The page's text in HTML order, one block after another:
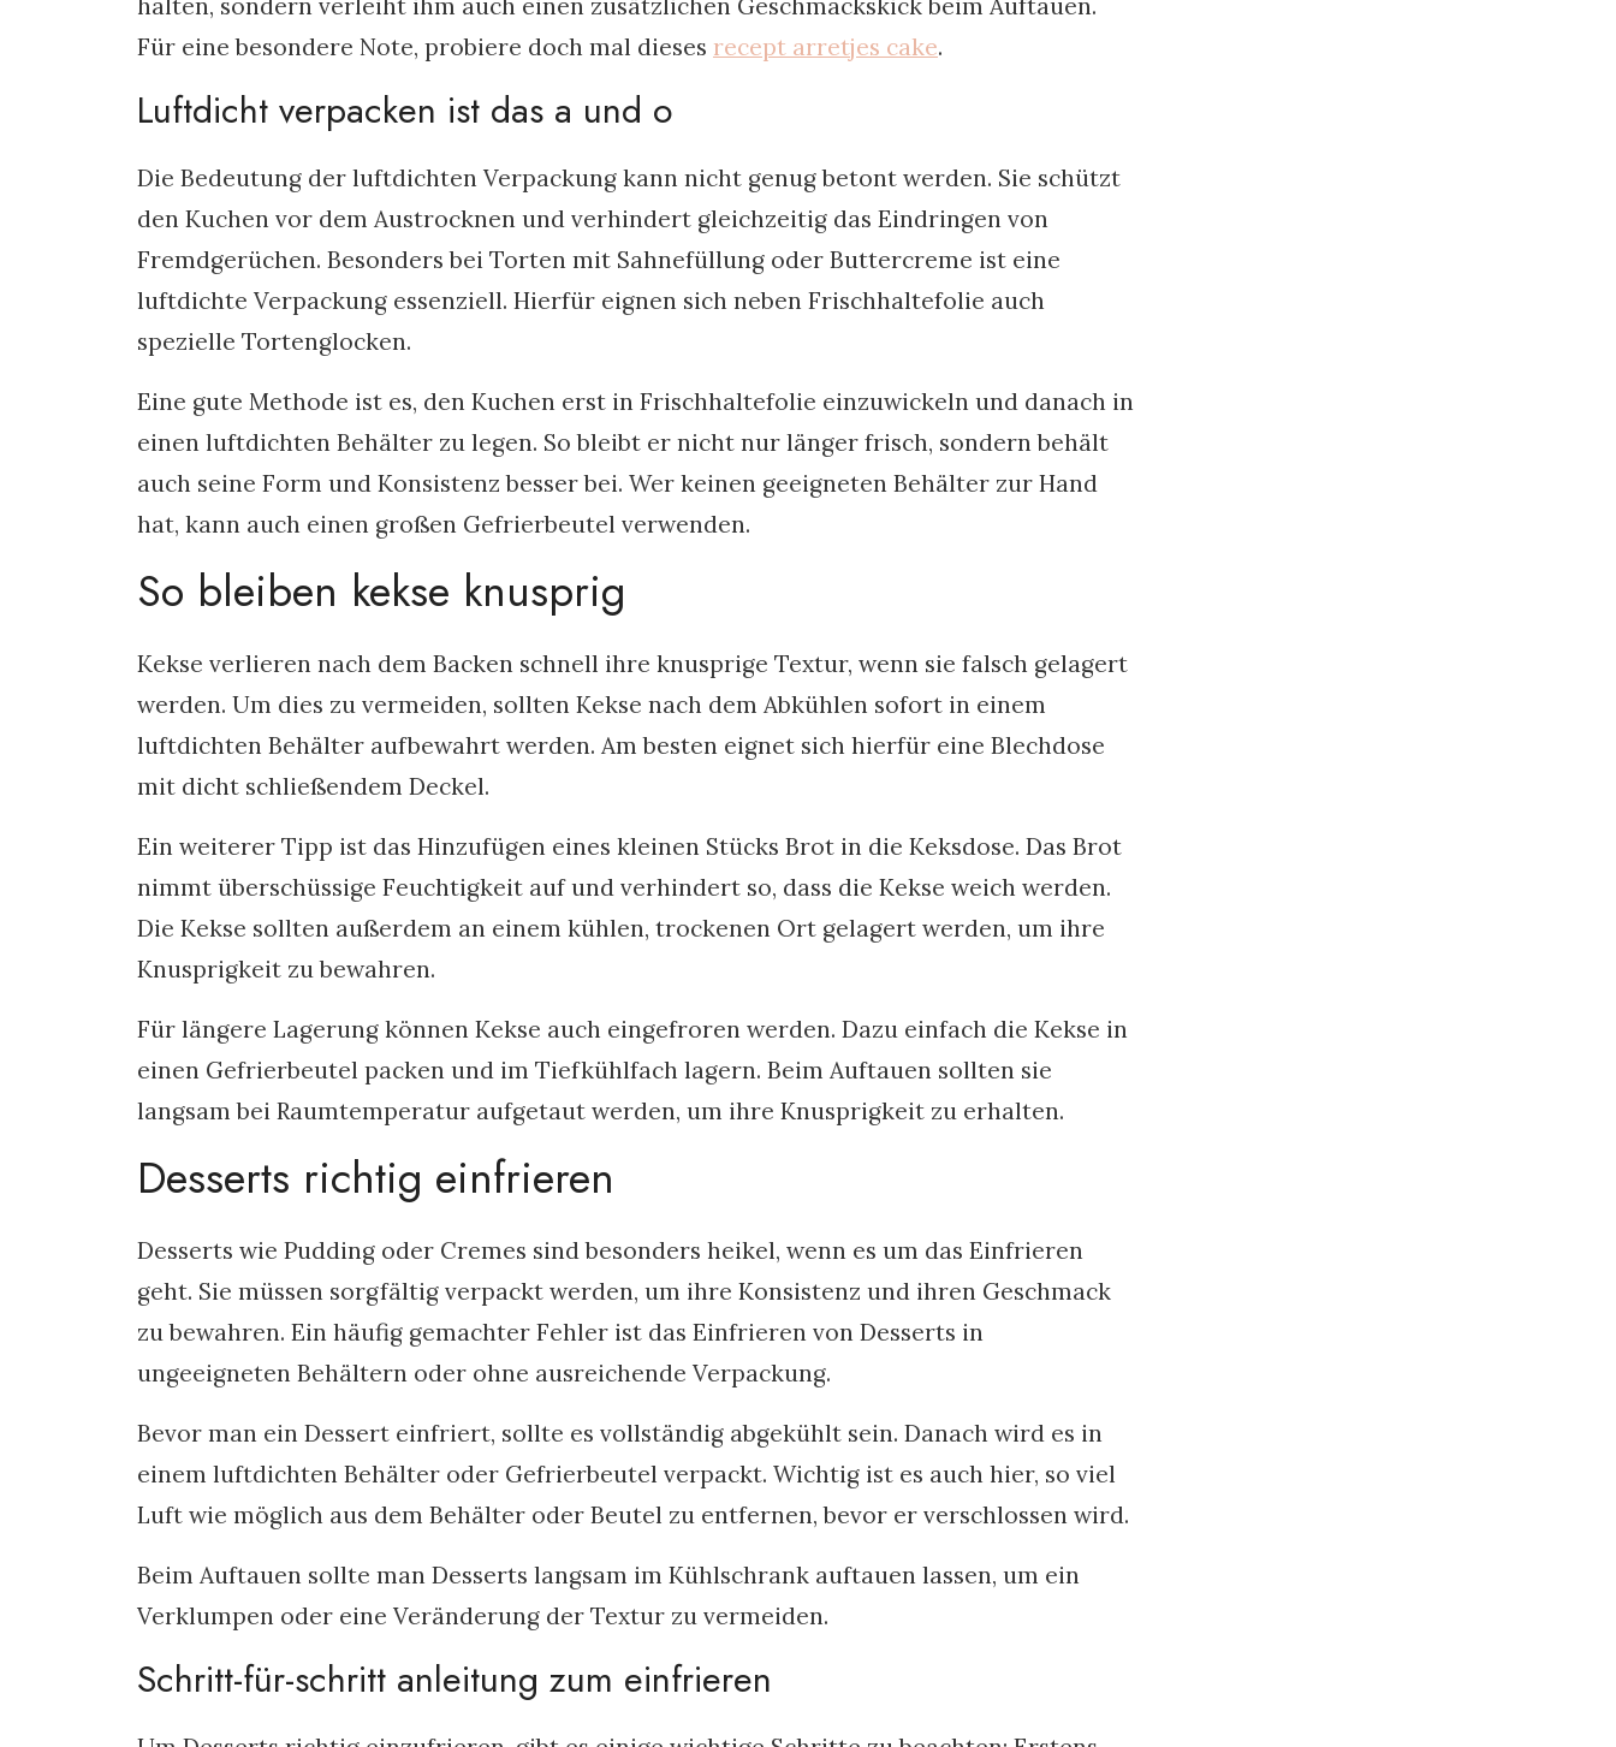
halten, sondern verleiht ihm auch einen zusätzlichen Geschmackskick beim Auftauen.
Für eine besondere Note, probiere doch mal dieses recept arretjes cake.
Luftdicht verpacken ist das a und o
Die Bedeutung der luftdichten Verpackung kann nicht genug betont werden. Sie schützt
den Kuchen vor dem Austrocknen und verhindert gleichzeitig das Eindringen von
Fremdgerüchen. Besonders bei Torten mit Sahnefüllung oder Buttercreme ist eine
luftdichte Verpackung essenziell. Hierfür eignen sich neben Frischhaltefolie auch
spezielle Tortenglocken.
Eine gute Methode ist es, den Kuchen erst in Frischhaltefolie einzuwickeln und danach in
einen luftdichten Behälter zu legen. So bleibt er nicht nur länger frisch, sondern behält
auch seine Form und Konsistenz besser bei. Wer keinen geeigneten Behälter zur Hand
hat, kann auch einen großen Gefrierbeutel verwenden.
So bleiben kekse knusprig
Kekse verlieren nach dem Backen schnell ihre knusprige Textur, wenn sie falsch gelagert
werden. Um dies zu vermeiden, sollten Kekse nach dem Abkühlen sofort in einem
luftdichten Behälter aufbewahrt werden. Am besten eignet sich hierfür eine Blechdose
mit dicht schließendem Deckel.
Ein weiterer Tipp ist das Hinzufügen eines kleinen Stücks Brot in die Keksdose. Das Brot
nimmt überschüssige Feuchtigkeit auf und verhindert so, dass die Kekse weich werden.
Die Kekse sollten außerdem an einem kühlen, trockenen Ort gelagert werden, um ihre
Knusprigkeit zu bewahren.
Für längere Lagerung können Kekse auch eingefroren werden. Dazu einfach die Kekse in
einen Gefrierbeutel packen und im Tiefkühlfach lagern. Beim Auftauen sollten sie
langsam bei Raumtemperatur aufgetaut werden, um ihre Knusprigkeit zu erhalten.
Desserts richtig einfrieren
Desserts wie Pudding oder Cremes sind besonders heikel, wenn es um das Einfrieren
geht. Sie müssen sorgfältig verpackt werden, um ihre Konsistenz und ihren Geschmack
zu bewahren. Ein häufig gemachter Fehler ist das Einfrieren von Desserts in
ungeeigneten Behältern oder ohne ausreichende Verpackung.
Bevor man ein Dessert einfriert, sollte es vollständig abgekühlt sein. Danach wird es in
einem luftdichten Behälter oder Gefrierbeutel verpackt. Wichtig ist es auch hier, so viel
Luft wie möglich aus dem Behälter oder Beutel zu entfernen, bevor er verschlossen wird.
Beim Auftauen sollte man Desserts langsam im Kühlschrank auftauen lassen, um ein
Verklumpen oder eine Veränderung der Textur zu vermeiden.
Schritt-für-schritt anleitung zum einfrieren